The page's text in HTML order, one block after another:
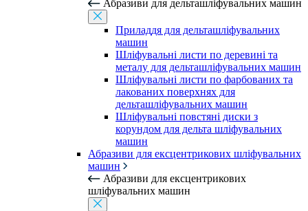
Абразиви для дельташліфувальних машин
Приладдя для дельташліфувальних
машин
Шліфувальні листи по деревині та
металу для дельташліфувальних машин
Шліфувальні листи по фарбованих та
лакованих поверхнях для
дельташліфувальних машин
Шліфувальні повстяні диски з
корундом для дельта шліфувальних
машин
Абразиви для ексцентрикових шліфувальних
машин
Абразиви для ексцентрикових
шліфувальних машин